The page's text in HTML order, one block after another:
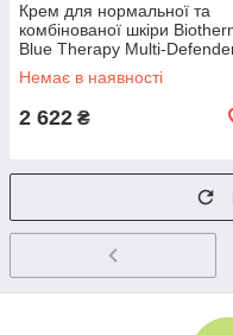
Крем для нормальної та
комбінованої шкіри
Blue Therapy Multi-
SPF25 50ml
Немає в наявності
2 622 ₴